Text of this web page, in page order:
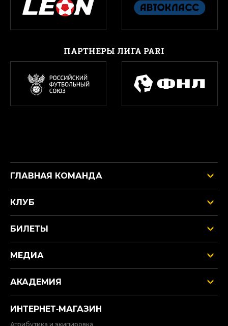
ПАРТНЕРЫ ЛИГА PARI
ГЛАВНАЯ КОМАНДА
КЛУБ
БИЛЕТЫ
МЕДИА
АКАДЕМИЯ
ИНТЕРНЕТ‑МАГАЗИН
Атрибутика и экипировка